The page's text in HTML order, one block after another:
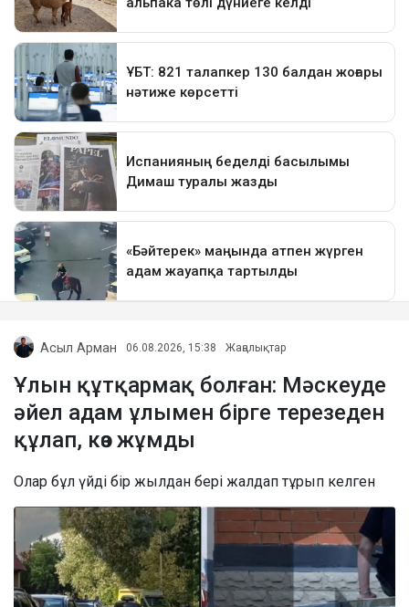
Асыл Арман 06.08.2026, 15:38 Жаңалықтар
Ұлын құтқармақ болған: Мәскеуде
әйел адам ұлымен бірге терезеден
құлап, көз жұмды
Олар бұл үйді бір жылдан бері жалдап тұрып келген